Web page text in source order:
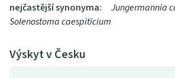
nejčastější synonyma:
Jungermannia
Solenostoma caespiticium
Výskyt v Česku